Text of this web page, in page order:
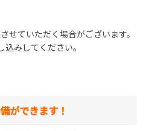
せていただく場合がございます。
みしてください。
ができます！